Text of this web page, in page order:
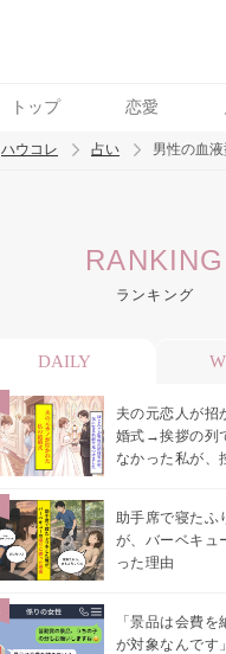
トップ 恋愛
トレンド ワード
ハウコレ 占い 男性の血
RANKING
ランキング
DAILY
夫の元恋人が招
婚式→挨拶の列
なかった私が、
助手席で寝たふ
が、バーベキュ
った理由
「景品は会費
が対象なんです